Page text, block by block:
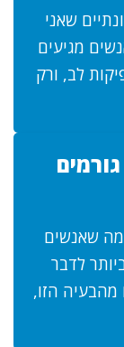
שאני
מגיעים
לב, ורק
שאנשים
לדבר
הזו,